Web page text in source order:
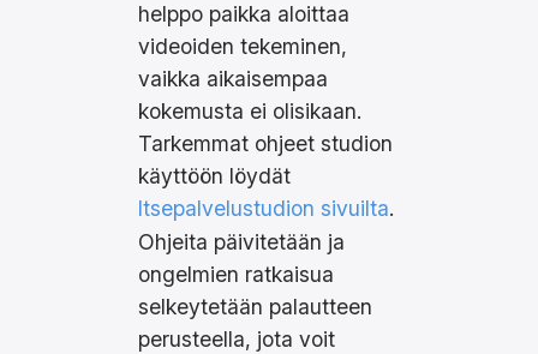
helppo paikka aloittaa
videoiden tekeminen,
vaikka aikaisempaa
kokemusta ei olisikaan.
Tarkemmat ohjeet studion
käyttöön löydät
Itsepalvelustudion sivuilta.
Ohjeita päivitetään ja
ongelmien ratkaisua
selkeytetään palautteen
perusteella, jota voit